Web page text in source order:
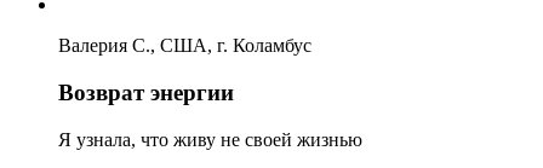
Валерия С., США, г. Коламбус
Возврат энергии
Я узнала, что живу не своей жизнью